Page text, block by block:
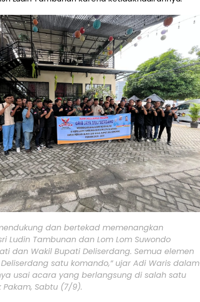
dan bertekad memenangkan
Ludin Tambunan dan Lom Lom Suwondo
dan Wakil Bupati Deliserdang. Semua elemen
Deliserdang satu komando,” ujar Adi Waris dalam
usai acara yang berlangsung di salah satu
Pakam, Sabtu (7/9).